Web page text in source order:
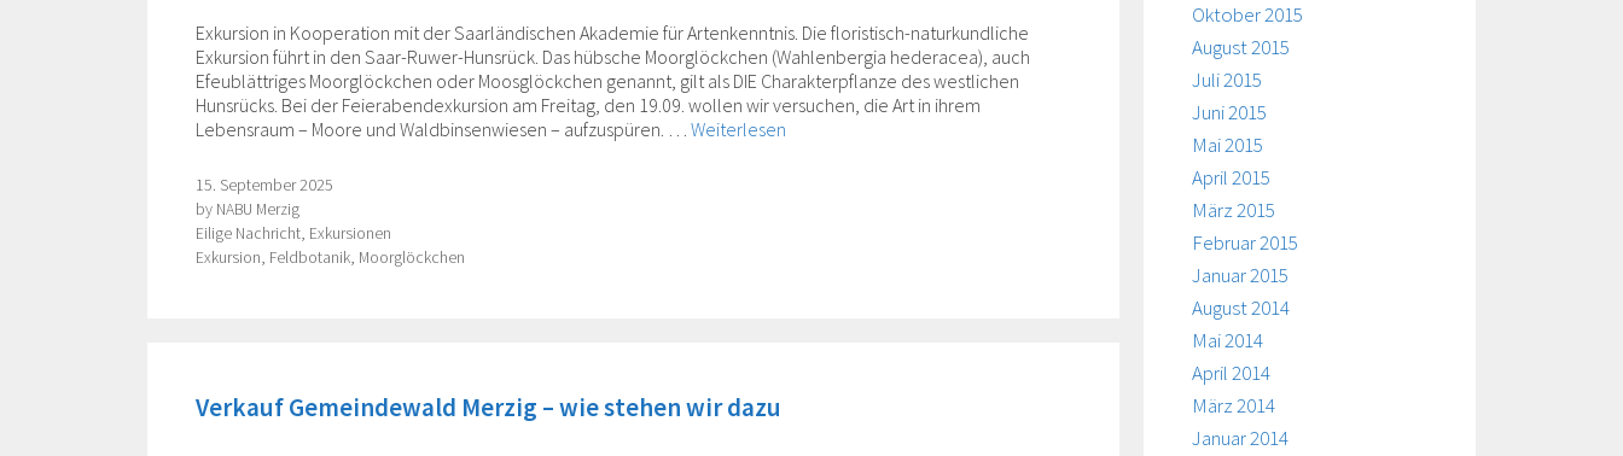
Exkursion in Kooperation mit der Saarländischen Akademie für Artenkenntnis. Die floristisch-naturkundliche
Exkursion führt in den Saar-Ruwer-Hunsrück. Das hübsche Moorglöckchen (Wahlenbergia hederacea), auch
Efeublättriges Moorglöckchen oder Moosglöckchen genannt, gilt als DIE Charakterpflanze des westlichen
Hunsrücks. Bei der Feierabendexkursion am Freitag, den 19.09. wollen wir versuchen, die Art in ihrem
Lebensraum – Moore und Waldbinsenwiesen – aufzuspüren. … Weiterlesen
15. September 2025
by NABU Merzig
Categories
Eilige Nachricht, Exkursionen
Tags
Exkursion, Feldbotanik, Moorglöckchen
Verkauf Gemeindewald Merzig – wie stehen wir dazu
Oktober 2015
August 2015
Juli 2015
Juni 2015
Mai 2015
April 2015
März 2015
Februar 2015
Januar 2015
August 2014
Mai 2014
April 2014
März 2014
Januar 2014